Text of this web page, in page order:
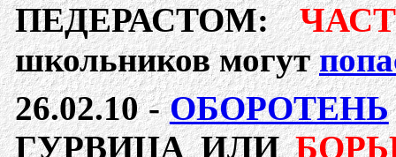
ПЕДЕРАСТОМ:
школьников могут
26.02.10 - ОБОРОТЕНЬ
ГУРВИЦА ИЛИ